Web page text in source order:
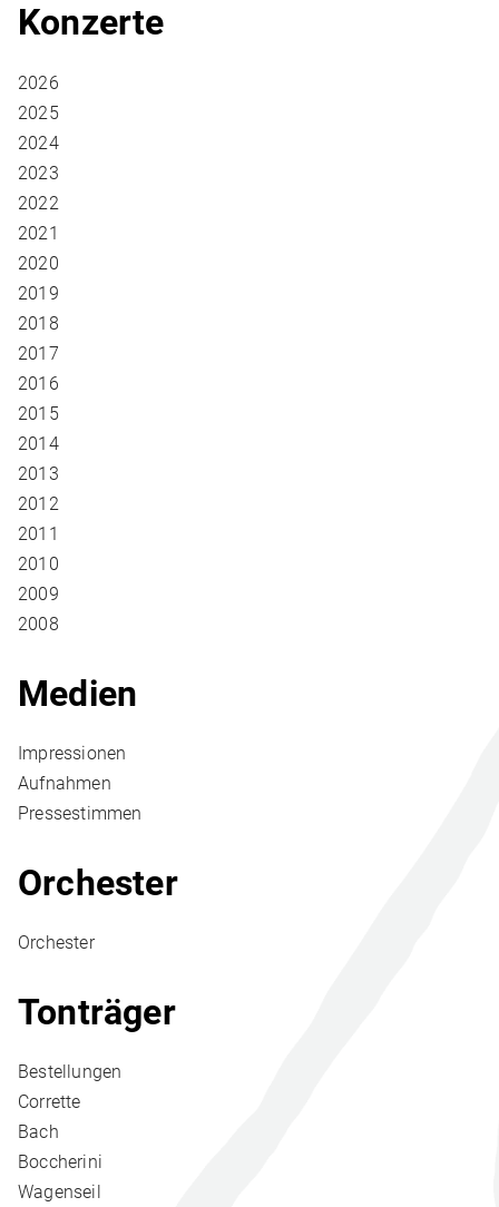
Konzerte
2026
2025
2024
2023
2022
2021
2020
2019
2018
2017
2016
2015
2014
2013
2012
2011
2010
2009
2008
Medien
Impressionen
Aufnahmen
Pressestimmen
Orchester
Orchester
Tonträger
Bestellungen
Corrette
Bach
Boccherini
Wagenseil